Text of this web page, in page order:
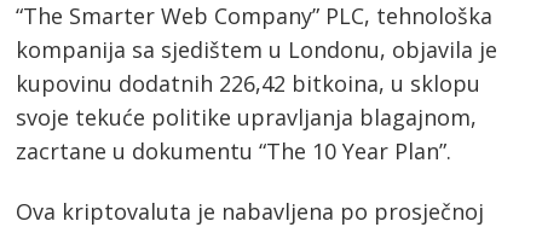
“The Smarter Web Company” PLC, tehnološka
kompanija sa sjedištem u Londonu, objavila je
kupovinu dodatnih 226,42 bitkoina, u sklopu
svoje tekuće politike upravljanja blagajnom,
zacrtane u dokumentu “The 10 Year Plan”.
Ova kriptovaluta je nabavljena po prosječnoj